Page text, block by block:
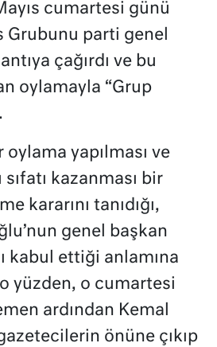
cumartesi günü
parti genel
çağırdı ve bu
oylamayla “Grup
yapılması ve
kazanması bir
kararını tanıdığı,
genel başkan
kabul ettiği anlamına
yüzden, o cumartesi
ardından Kemal
önüne çıkıp